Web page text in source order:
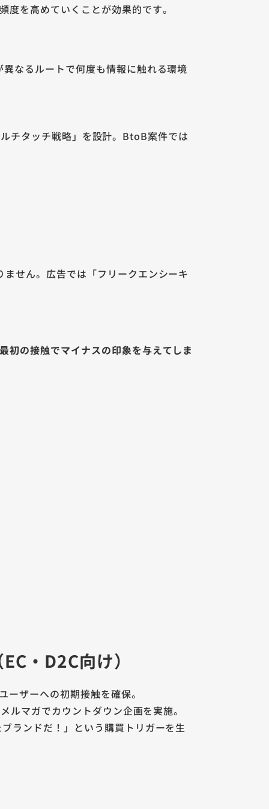
を高めていくことが効果的です。
なるルートで何度も情報に触れる環境
チタッチ戦略」を設計。BtoB案件では
せん。広告では「フリークエンシーキ
最初の接触でマイナスの印象を与えてしま
・D2C向け）
ザーへの初期接触を確保。
マガでカウントダウン企画を実施。
ランドだ！」という購買トリガーを生